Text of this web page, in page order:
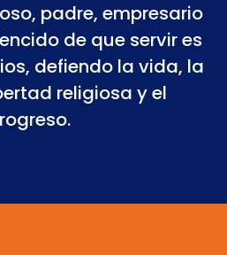
padre, empresario
de que servir es
defiendo la vida, la
religiosa y el